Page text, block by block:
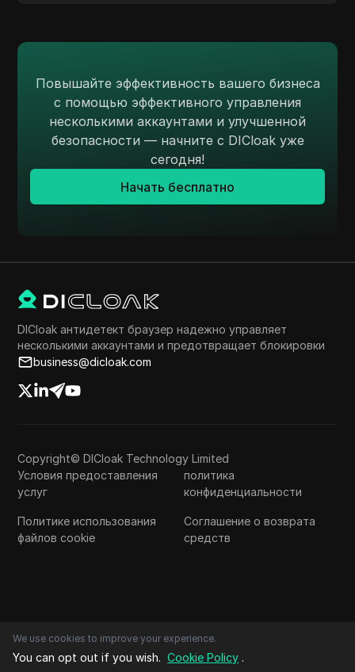
Повышайте эффективность вашего бизнеса
с помощью эффективного управления
несколькими аккаунтами и улучшенной
безопасности — начните с DICloak уже
сегодня!
Начать бесплатно
DICloak антидетект браузер надежно управляет
несколькими аккаунтами и предотвращает блокировки
business@dicloak.com
Copyright© DICloak Technology Limited
Условия предоставления
услуг
политика
конфиденциальности
Политике использования
файлов cookie
Соглашение о возврата
средств
We use cookies to improve your experience.
You can opt out if you wish. Cookie Policy .